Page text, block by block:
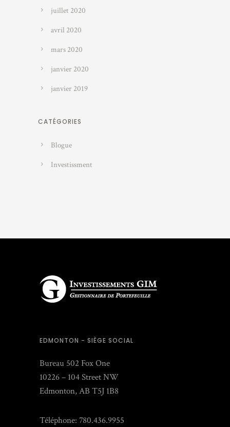
juillet 2020
avril 2020
mars 2020
janvier 2020
janvier 2019
CATÉGORIES
Blogue
Investissment
EDMONTON - SIÈGE SOCIAL
Bureau 502 Fox One
10226 – 104 Street NW
Edmonton, AB T5J 1B8
Téléphone: 780.436.9955